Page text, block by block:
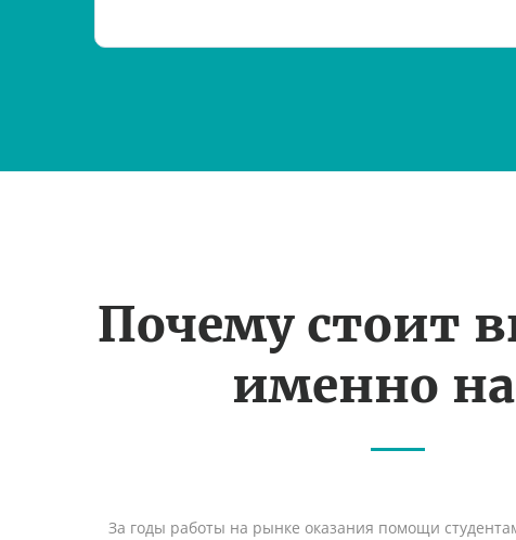
Почему стоит
именно
За годы работы на рынке оказания помощи